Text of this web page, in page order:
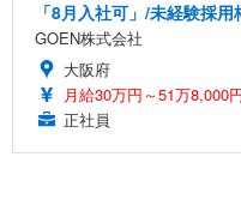
「8月入社可」/未経験採
GOEN株式会社
大阪府
月給30万円～51万8,000
正社員